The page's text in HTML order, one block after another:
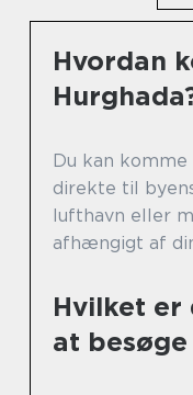
Hvordan
Du kan
direkte til
lufthavn eller
afhængigt af
Hvilket er
at besøge